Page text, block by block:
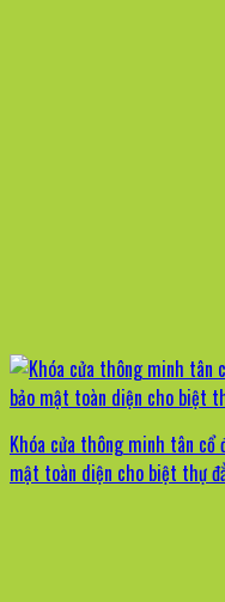
Khóa cửa thông minh tân cổ
mật toàn diện cho biệt thự